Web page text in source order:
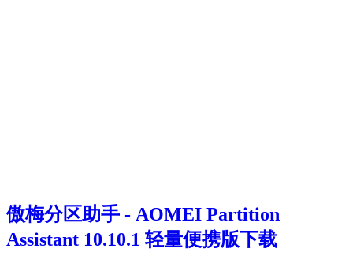
傲梅分区助手 - AOMEI Partition
Assistant 10.10.1 轻量便携版下载